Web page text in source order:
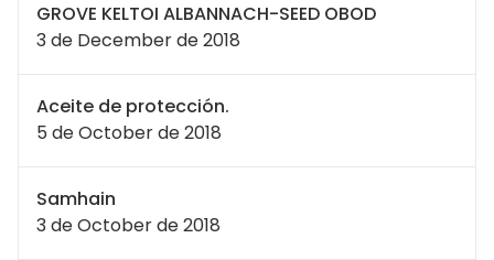
GROVE KELTOI ALBANNACH-SEED OBOD
3 de December de 2018
Aceite de protección.
5 de October de 2018
Samhain
3 de October de 2018